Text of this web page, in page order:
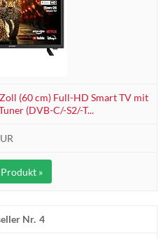
(60 cm) Full-HD Smart TV mit
(DVB-C/-S2/-T...
»
4